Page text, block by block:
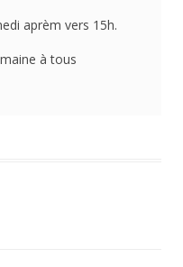
aprèm vers 15h.
à tous